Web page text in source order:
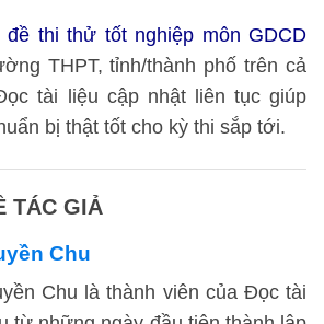
đề thi thử tốt nghiệp môn GDCD
THPT, tỉnh/thành phố trên cả
tài liệu cập nhật liên tục giúp
bị thật tốt cho kỳ thi sắp tới.
TÁC GIẢ
Chu
Chu là thành viên của Đọc tài